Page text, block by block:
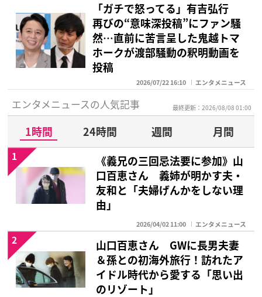
「ガチで怒ってる」有吉弘行
再びの“意味深投稿”にファン騒
然…直前に苦言呈した鬼越トマ
ホークが渡部騒動の釈明動画を
投稿
2026/07/22 16:10 エンタメニュース
エンタメニュースの人気記事 最終更新：2026/08/08 01:00
1時間 24時間 週間
月間
《義兄の三回忌法要に参加》山
口百恵さん 義姉が明かす夫・
友和と「夫婦げんかをしない理
由」
2026/04/02 11:00 エンタメニュース
1
山口百恵さん GWに長男夫妻
＆孫との初海外旅行！訪れたア
イドル時代から愛する「思い出
のリゾート」
2